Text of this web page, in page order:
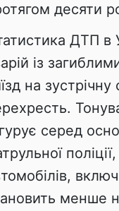
десяти
ДТП в
із
на
серед
менше